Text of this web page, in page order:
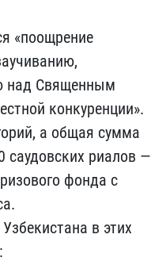
«поощрение
над Священным
конкуренции».
а общая сумма
саудовских риалов —
фонда с
в этих